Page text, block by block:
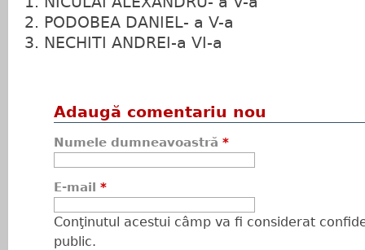
2. PODOBEA DANIEL- a V-a
3. NECHITI ANDREI-a VI-a
Adaugă comentariu nou
Numele dumneavoastră *
E-mail *
Conţinutul acestui câmp va fi considerat
public.